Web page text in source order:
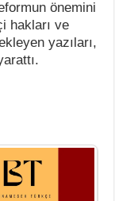
önemini
hakları ve
yazıları,